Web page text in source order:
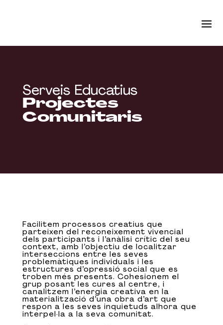
Serveis Educatius
Projectes
Comunitaris
Facilitem processos creatius que
parteixen del reconeixement vivencial
dels participants i l’anàlisi crític del seu
context, amb l’objectiu de localitzar
interseccions entre les seves
problemàtiques individuals i les
estructures d’opressió social que es
troben més presents. Cohesionem el
grup posant les cures al centre, i
canalitzem l’energia creativa en la
materialització d’una obra d’art que
respon a les seves inquietuds alhora que
interpel·la a la seva comunitat.